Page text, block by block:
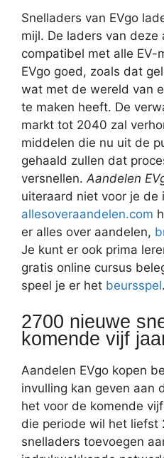
Snelladers van EVgo
mijl. De laders van deze
compatibel met alle EV-
EVgo goed, zoals dat
wat met de wereld van
te maken heeft. De
markt tot 2040 zal
middelen die nu uit de
gehaald zullen dat
versnellen.Aandelen
uiteraard niet voor je de
allesoveraandelen.com
er alles over aandelen,
Je kunt er ook prima
gratis online cursus
speel je er het beursspel.
2700 nieuwe
komende vijf
Aandelen EVgo kopen
invulling kan geven aan
het voor de komende
die periode wil het liefst
snelladers toevoegen